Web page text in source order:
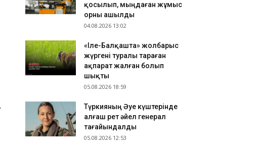
қосылып, мыңдаған жұмыс
орны ашылды
04.08.2026 13:02
«Іле-Балқашта» жолбарыс
жүргені туралы тараған
ақпарат жалған болып
шықты
05.08.2026 18:59
Түркияның Әуе күштерінде
алғаш рет әйел генерал
тағайындалды
05.08.2026 12:53